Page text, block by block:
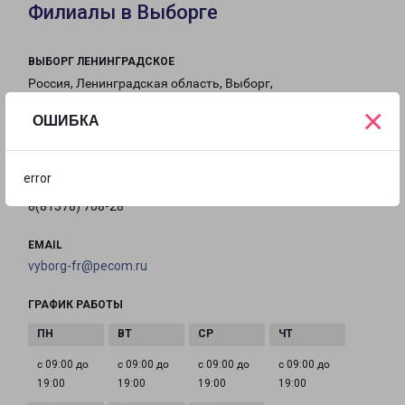
ОШИБКА
error
×
Филиалы в Выборге
ВЫБОРГ ЛЕНИНГРАДСКОЕ
Россия, Ленинградская область, Выборг,
на карте
ТЕЛЕФОН
8(81378) 708-28
EMAIL
vyborg-fr@pecom.ru
ГРАФИК РАБОТЫ
с 09:00 до
19:00
с 09:00 до
19:00
с 09:00 до
19:00
с 09:00 до
19:00